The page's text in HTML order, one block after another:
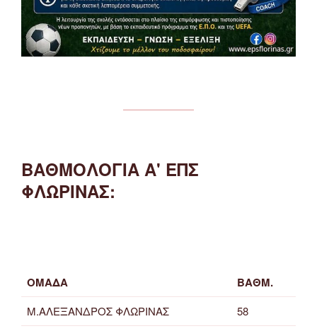
ΒΑΘΜΟΛΟΓΙΑ Α' ΕΠΣ
ΦΛΩΡΙΝΑΣ:
ΟΜΑΔΑ ΒΑΘΜ.
Μ.ΑΛΕΞΑΝΔΡΟΣ ΦΛΩΡΙΝΑΣ
58